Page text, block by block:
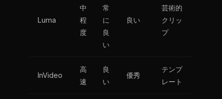
Luma
中
程
度
常
に
良
い
良い
芸術的
クリッ
プ
InVideo
高
速
良
い
優秀
テンプ
レート